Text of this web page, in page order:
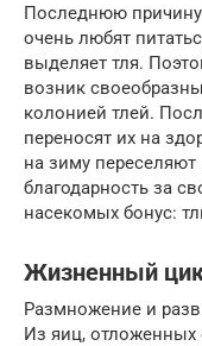
Последнюю
очень любят
выделяет тля.
возник
колонией тлей.
переносят их на
на зиму
благодарность за
насекомых бонус:
Жизненный
Размножение и
Из яиц,